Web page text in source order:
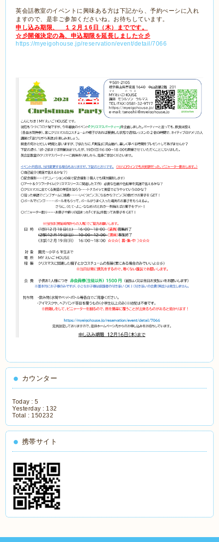
英会話教室のイベントに興味ある方は下記から、予約ぺーシに入れ
ますので、是非ご参加くださいね。お待ちしています。
申し込み期限、 １２月１6日（木）までです。
☆彡開催決定の為、申込期限を延長しました☆彡
https://myeigohouse.jp/reservation/event/detail/7066
カウンター
Today :5
Yesterday : 132
Total : 150232
携帯サイト